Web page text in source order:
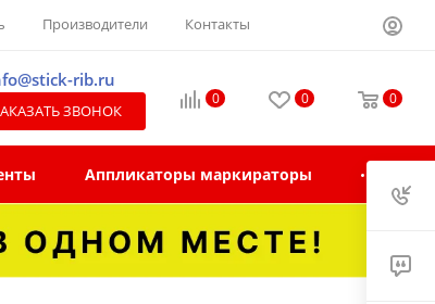
Производители Контакты
rib.ru
ЗАКАЗАТЬ ЗВОНОК
0 0 0
Аппликаторы маркираторы